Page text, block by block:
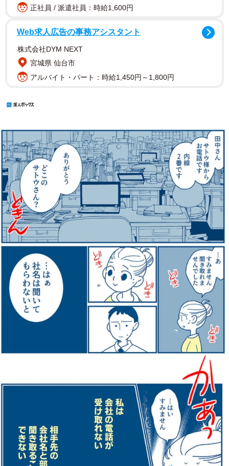
正社員 / 派遣社員：時給1,600円
Web求人広告の事務アシスタント
株式会社DYM NEXT
宮城県 仙台市
アルバイト・パート：時給1,450円～1,800円